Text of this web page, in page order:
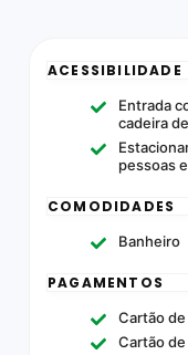
ACESSIBILIDADE
Entrada
cadeira
pessoas
COMODIDADES
Banheiro
PAGAMENTOS
Cartão
Cartão